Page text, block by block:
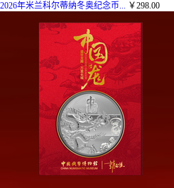
2026年米兰科尔蒂纳冬奥纪念币... ￥298.00